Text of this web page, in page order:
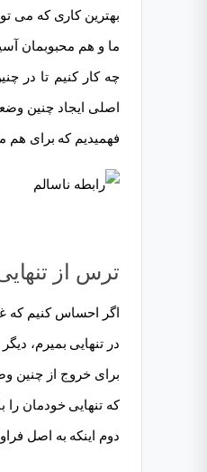
بهترین کاری که می
ما و هم محبوبمان
چه کار کنیم تا در
اصلی ایجاد چنین
فهمیدیم که برای
ترس از
اگر احساس کنیم که
در تنهایی بمیرم،
برای خروج از چنین
که تنهایی خودمان را
دوم اینکه به اصل